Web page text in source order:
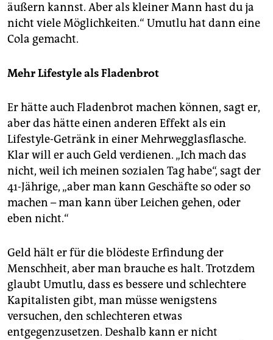
äußern kannst. Aber als kleiner Mann hast du ja
nicht viele Möglichkeiten.“ Umutlu hat dann eine
Cola gemacht.
Mehr Lifestyle als Fladenbrot
Er hätte auch Fladenbrot machen können, sagt er,
aber das hätte einen anderen Effekt als ein
Lifestyle-Getränk in einer Mehrwegglasflasche.
Klar will er auch Geld verdienen. „Ich mach das
nicht, weil ich meinen sozialen Tag habe“, sagt der
41-Jährige, „aber man kann Geschäfte so oder so
machen – man kann über Leichen gehen, oder
eben nicht.“
Geld hält er für die blödeste Erfindung der
Menschheit, aber man brauche es halt. Trotzdem
glaubt Umutlu, dass es bessere und schlechtere
Kapitalisten gibt, man müsse wenigstens
versuchen, den schlechteren etwas
entgegenzusetzen. Deshalb kann er nicht